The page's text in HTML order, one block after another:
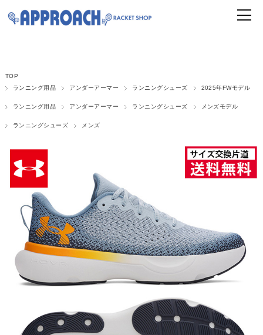
TOP
ランニング用品
アンダーアーマー ランニングシューズ 2025年FWモデル
ランニング用品 アンダーアーマー ランニングシューズ メンズモデル
ランニングシューズ メンズ